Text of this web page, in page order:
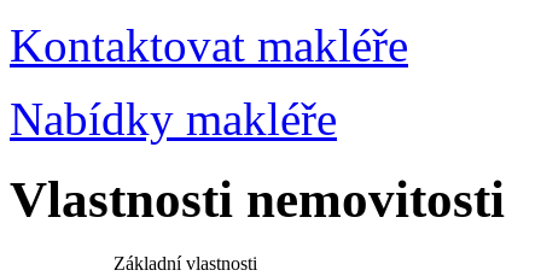
Kontaktovat makléře
Nabídky makléře
Vlastnosti nemovitosti
Základní vlastnosti